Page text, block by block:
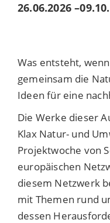
26.06.2026 –
Was entsteht,
gemeinsam die
Ideen für eine
Die Werke dieser
Klax Natur- und
Projektwoche von
europäischen
diesem Netzwerk
mit Themen rund
dessen